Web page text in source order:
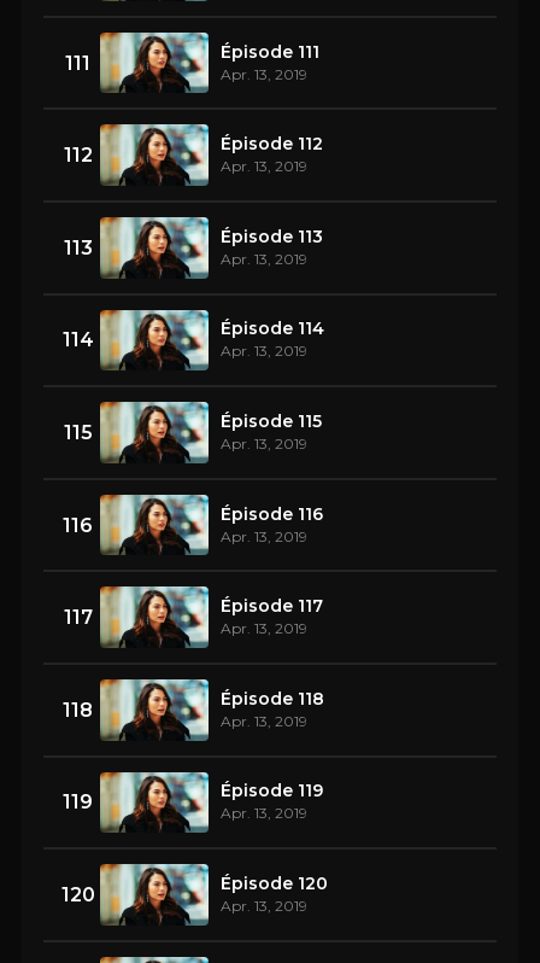
111 Épisode 111
Apr. 13, 2019
112 Épisode 112
Apr. 13, 2019
113 Épisode 113
Apr. 13, 2019
114 Épisode 114
Apr. 13, 2019
115 Épisode 115
Apr. 13, 2019
116 Épisode 116
Apr. 13, 2019
117 Épisode 117
Apr. 13, 2019
118 Épisode 118
Apr. 13, 2019
119 Épisode 119
Apr. 13, 2019
120 Épisode 120
Apr. 13, 2019